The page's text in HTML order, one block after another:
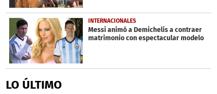
INTERNACIONALES
Messi animó a Demichelis a contraer
matrimonio con espectacular modelo
LO ÚLTIMO